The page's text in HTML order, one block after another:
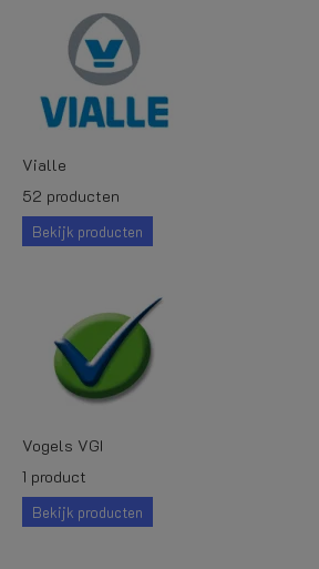
Vialle
52 producten
Bekijk producten
Vogels VGI
1 product
Bekijk producten